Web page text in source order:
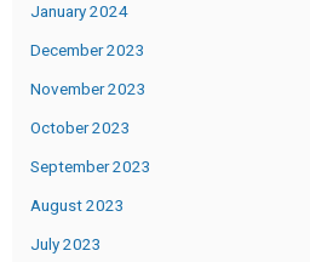
January 2024
December 2023
November 2023
October 2023
September 2023
August 2023
July 2023